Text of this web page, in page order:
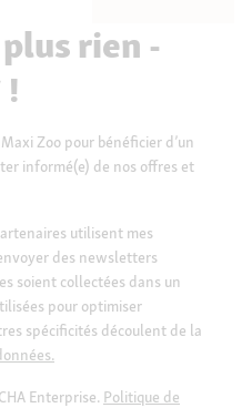
rien -
Zoo pour bénéficier d’un
informé(e) de nos offres et
utilisent mes
des newsletters
soient collectées dans un
pour optimiser
spécificités découlent de la
Enterprise. Politique de